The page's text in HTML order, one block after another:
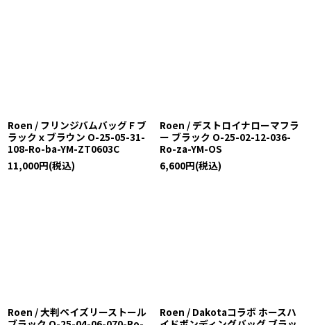
Roen / フリンジバムバッグ F ブ
ラックｘブラウン O-25-05-31-
108-Ro-ba-YM-ZT0603C
11,000円(税込)
Roen / デストロイナローマフラ
ー ブラック O-25-02-12-036-
Ro-za-YM-OS
6,600円(税込)
Roen / 大判ペイズリーストール
Roen / Dakotaコラボ ホースハ